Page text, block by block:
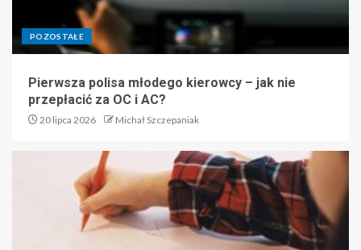
POZOSTAŁE
Pierwsza polisa młodego kierowcy – jak nie
przepłacić za OC i AC?
20 lipca 2026 Michał Szczepaniak